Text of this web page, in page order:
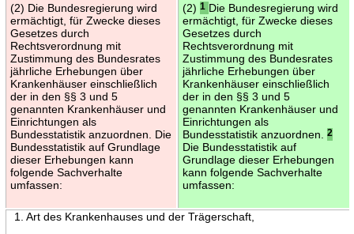
(2) Die Bundesregierung wird
ermächtigt, für Zwecke dieses
Gesetzes durch
Rechtsverordnung mit
Zustimmung des Bundesrates
jährliche Erhebungen über
Krankenhäuser einschließlich
der in den §§ 3 und 5
genannten Krankenhäuser und
Einrichtungen als
Bundesstatistik anzuordnen. Die
Bundesstatistik auf Grundlage
dieser Erhebungen kann
folgende Sachverhalte
umfassen:
(2) 1 Die Bundesregierung wird
ermächtigt, für Zwecke dieses
Gesetzes durch
Rechtsverordnung mit
Zustimmung des Bundesrates
jährliche Erhebungen über
Krankenhäuser einschließlich
der in den §§ 3 und 5
genannten Krankenhäuser und
Einrichtungen als
Bundesstatistik anzuordnen.
2
Die Bundesstatistik auf
Grundlage dieser Erhebungen
kann folgende Sachverhalte
umfassen:
1. Art des Krankenhauses und der Trägerschaft,